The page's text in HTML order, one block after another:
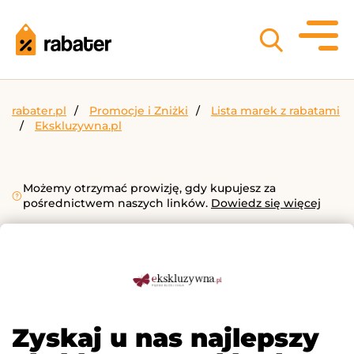
rabater.pl Promocje i Zniżki
Lista marek z rabatami
Ekskluzywna.pl
Możemy otrzymać prowizję, gdy kupujesz za
pośrednictwem naszych linków. Dowiedz się więcej
Zyskaj u nas najlepszy